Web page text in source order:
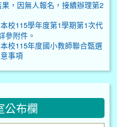
，因無人報名，接續辦理第2
校115學年度第1學期第1次代
參附件。
校115年度國小教師聯合甄選
事項
公布欄